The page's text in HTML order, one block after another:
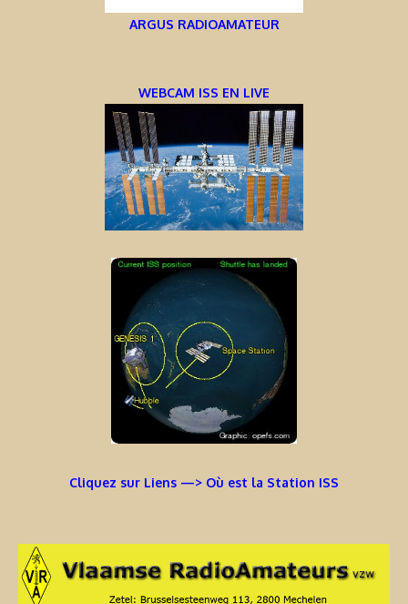
ARGUS RADIOAMATEUR
WEBCAM ISS EN LIVE
Cliquez sur Liens —> Où est la Station ISS